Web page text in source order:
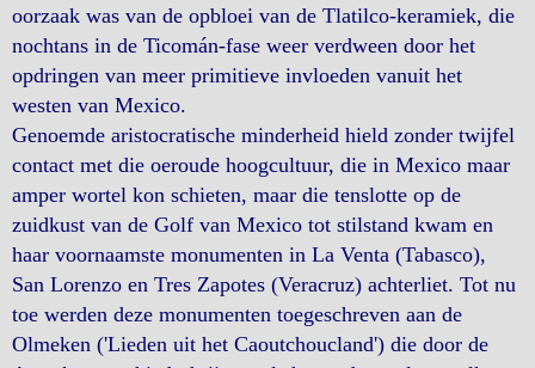
oorzaak was van de opbloei van de Tlatilco-keramiek, die
nochtans in de Ticomán-fase weer verdween door het
opdringen van meer primitieve invloeden vanuit het
westen van Mexico.
Genoemde aristocratische minderheid hield zonder twijfel
contact met die oeroude hoogcultuur, die in Mexico maar
amper wortel kon schieten, maar die tenslotte op de
zuidkust van de Golf van Mexico tot stilstand kwam en
haar voornaamste monumenten in La Venta (Tabasco),
San Lorenzo en Tres Zapotes (Veracruz) achterliet. Tot nu
toe werden deze monumenten toegeschreven aan de
Olmeken ('Lieden uit het Caoutchoucland') die door de